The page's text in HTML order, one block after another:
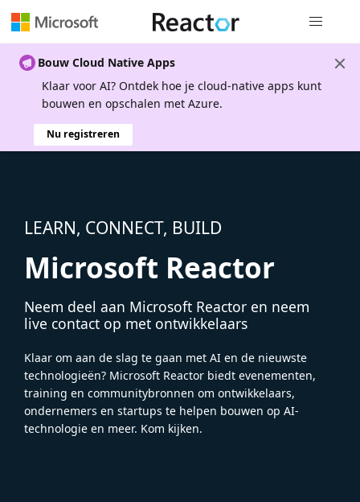
Bouw Cloud Native Apps
Klaar voor AI? Ontdek hoe je cloud-native apps kunt
bouwen en opschalen met Azure.
Nu registreren
LEARN, CONNECT, BUILD
Microsoft Reactor
Neem deel aan Microsoft Reactor en neem
live contact op met ontwikkelaars
Klaar om aan de slag te gaan met AI en de nieuwste
technologieën? Microsoft Reactor biedt evenementen,
training en communitybronnen om ontwikkelaars,
ondernemers en startups te helpen bouwen op AI-
technologie en meer. Kom kijken.